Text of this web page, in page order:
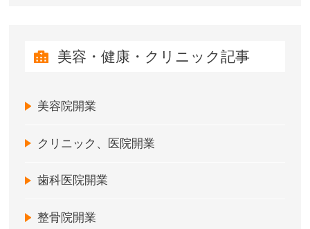
美容・健康・クリニック記事
美容院開業
クリニック、医院開業
歯科医院開業
整骨院開業